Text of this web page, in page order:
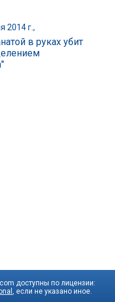
2014 г.,
в руках убит
доступны по лицензии:
, если не указано иное.